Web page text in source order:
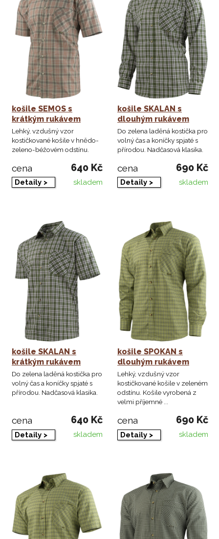
košile SEMOS s
krátkým rukávem
Lehký, vzdušný vzor
kostičkované košile v hnědo-
zeleno-béžovém odstínu.
cena 640 Kč
Detaily > skladem
košile SKALAN s
dlouhým rukávem
Do zelena laděná kostička pro
volný čas a koníčky spjaté s
přírodou. Nadčasová klasika.
cena 690 Kč
Detaily > skladem
košile SKALAN s
krátkým rukávem
Do zelena laděná kostička pro
volný čas a koníčky spjaté s
přírodou. Nadčasová klasika.
cena 640 Kč
Detaily > skladem
košile SPOKAN s
dlouhým rukávem
Lehký, vzdušný vzor
kostičkované košile v zeleném
odstínu. Košile vyrobená z
velmi příjemné ...
cena 690 Kč
Detaily > skladem